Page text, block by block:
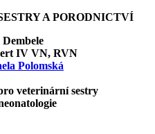
A PORODNICTVÍ
IV VN, RVN
Polomská
veterinární sestry